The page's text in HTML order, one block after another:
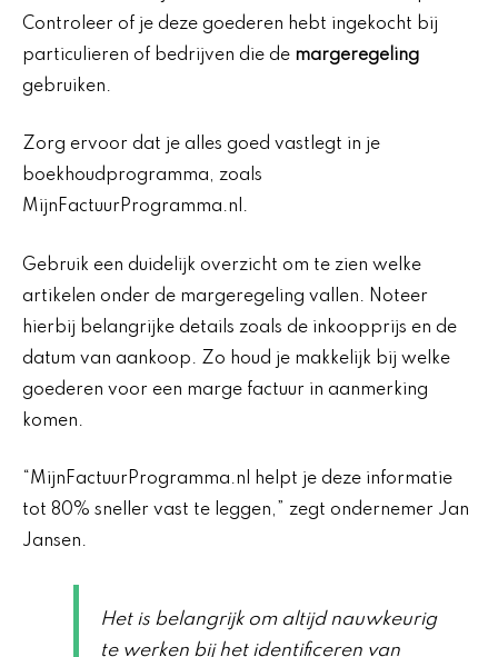
Controleer of je deze goederen hebt ingekocht bij
particulieren of bedrijven die de margeregeling
gebruiken.
Zorg ervoor dat je alles goed vastlegt in je
boekhoudprogramma, zoals
MijnFactuurProgramma.nl.
Gebruik een duidelijk overzicht om te zien welke
artikelen onder de margeregeling vallen. Noteer
hierbij belangrijke details zoals de inkoopprijs en de
datum van aankoop. Zo houd je makkelijk bij welke
goederen voor een marge factuur in aanmerking
komen.
“MijnFactuurProgramma.nl helpt je deze informatie
tot 80% sneller vast te leggen,” zegt ondernemer Jan
Jansen.
Het is belangrijk om altijd nauwkeurig
te werken bij het identificeren van